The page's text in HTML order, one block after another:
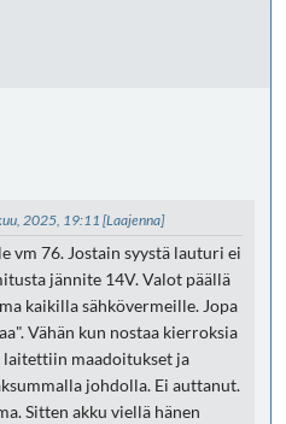
2025, 19:11 [Laajenna]
vm 76. Jostain syystä lauturi ei
jännite 14V. Valot päällä
kaikilla sähkövermeille. Jopa
Vähän kun nostaa kierroksia
laitettiin maadoitukset ja
johdolla. Ei auttanut.
Sitten akku viellä hänen